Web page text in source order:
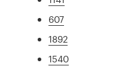
607
1892
1540